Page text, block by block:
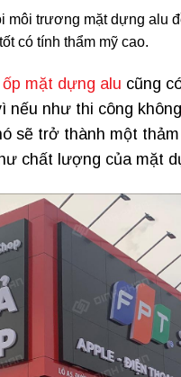
môi trương mặt dựng alu
có tính thẩm mỹ cao.
ốp mặt dựng alu cũng
nếu như thi công
sẽ trở thành một
chất lượng của mặt